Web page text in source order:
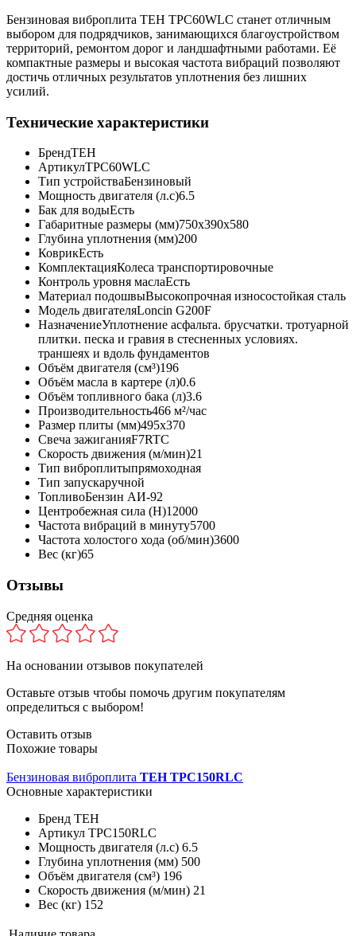
Бензиновая виброплита TEH TPC60WLC станет отличным
выбором для подрядчиков, занимающихся благоустройством
территорий, ремонтом дорог и ландшафтными работами. Её
компактные размеры и высокая частота вибраций позволяют
достичь отличных результатов уплотнения без лишних
усилий.
Технические характеристики
БрендTEH
АртикулTPC60WLC
Тип устройстваБензиновый
Мощность двигателя (л.с)6.5
Бак для водыЕсть
Габаритные размеры (мм)750х390х580
Глубина уплотнения (мм)200
КоврикЕсть
КомплектацияКолеса транспортировочные
Контроль уровня маслаЕсть
Материал подошвыВысокопрочная износостойкая сталь
Модель двигателяLoncin G200F
НазначениеУплотнение асфальта. брусчатки. тротуарной
плитки. песка и гравия в стесненных условиях.
траншеях и вдоль фундаментов
Объём двигателя (см³)196
Объём масла в картере (л)0.6
Объём топливного бака (л)3.6
Производительность466 м²/час
Размер плиты (мм)495х370
Свеча зажиганияF7RTC
Скорость движения (м/мин)21
Тип виброплитыпрямоходная
Тип запускаручной
ТопливоБензин АИ-92
Центробежная сила (Н)12000
Частота вибраций в минуту5700
Частота холостого хода (об/мин)3600
Вес (кг)65
Отзывы
Средняя оценка
На основании отзывов покупателей
Оставьте отзыв чтобы помочь другим покупателям
определиться с выбором!
Оставить отзыв
Похожие товары
Бензиновая виброплита TEH TPC150RLC
Основные характеристики
Бренд TEH
Артикул TPC150RLC
Мощность двигателя (л.с) 6.5
Глубина уплотнения (мм) 500
Объём двигателя (см³) 196
Скорость движения (м/мин) 21
Вес (кг) 152